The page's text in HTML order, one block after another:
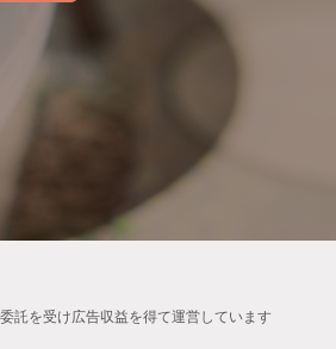
託を受け広告収益を得て運営しています